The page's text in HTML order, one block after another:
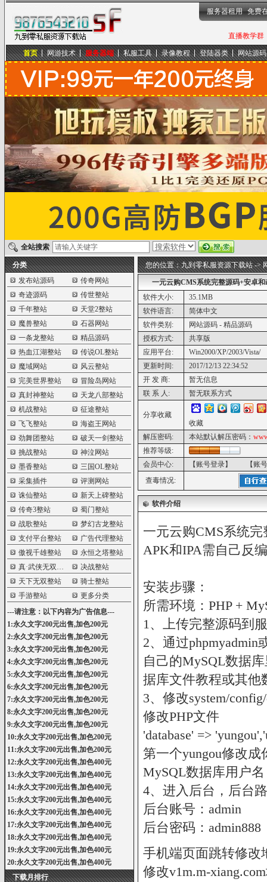
九到零私服资源下载站
直播教学群
服务器租用 免费
首页 网游技术 服务器端 私服工具 录像教程 登陆器类 网站源码
全站搜索
分类
发布站源码
传奇网站
奇迹源码
传世整站
千年整站
天堂2整站
魔兽整站
石器网站
一条龙整站
精品源码
热血江湖整站
传说OL整站
魔域网站
风云整站
完美世界整站
冒险岛网站
真封神整站
天龙八部整站
机战整站
征途整站
飞飞整站
海盗王网站
劲舞团整站
破天一剑整站
挑战整站
神泣网站
墨香整站
三国OL整站
采集插件
评测网站
诛仙整站
新天上碑整站
传奇3整站
蜀门整站
战歌整站
梦幻古龙整站
支付平台整站
广告代理整站
傲视千雄整站
永恒之塔整站
真·武侠无双整站
决战整站
天下无双整站
骑士整站
手游整站
更多分类
---请注意：以下内容为广告信息---
1:永久文字200元出售,加色200元
2:永久文字200元出售,加色200元
3:永久文字200元出售,加色200元
4:永久文字200元出售,加色200元
5:永久文字200元出售,加色200元
6:永久文字200元出售,加色200元
7:永久文字200元出售,加色200元
8:永久文字200元出售,加色200元
9:永久文字200元出售,加色200元
10:永久文字200元出售,加色200元
11:永久文字200元出售,加色200元
12:永久文字200元出售,加色400元
13:永久文字200元出售,加色400元
14:永久文字200元出售,加色400元
15:永久文字200元出售,加色400元
16:永久文字200元出售,加色400元
17:永久文字200元出售,加色400元
18:永久文字200元出售,加色400元
19:永久文字200元出售,加色400元
20:永久文字200元出售,加色400元
下载月排行
您的位置：九到零私服资源下载站->
一元云购CMS系统完整源码+安卓和
软件大小:
35.1MB
软件语言:
简体中文
软件类别:
网站源码 - 精品源码
授权方式:
共享版
应用平台:
Win2000/XP/2003/Vista/
更新时间:
2017/12/13 22:34:52
开 发 商:
暂无信息
联 系 人:
暂无联系方式
分享收藏
收藏
解压密码:
本站默认解压密码：
推荐等级:
会员中心:
【账号登录】
【账
查毒情况:
软件介绍
一元云购CMS系统
APK和IPA需自己反
安装步骤：
所需环境：PHP +
1、上传完整源码到
2、通过
自己的MySQL数据
据库文件教程或其他
3、修改system/
修改PHP文件
'database' =>
第一个yungou修改
MySQL数据库用户
4、进入后台，后台
后台账号：admin
后台密码：admin888
手机端页面跳转修改
修改v1m.m-